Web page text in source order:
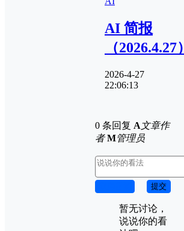
AI 简报
（2026.4.27）
2026-4-27
22:06:13
0 条回复 A文章作
者 M管理员
提交
暂无讨论，
说说你的看